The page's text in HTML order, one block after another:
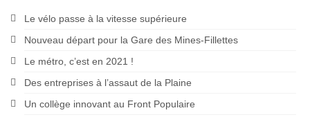
Le vélo passe à la vitesse supérieure
Nouveau départ pour la Gare des Mines-Fillettes
Le métro, c’est en 2021 !
Des entreprises à l’assaut de la Plaine
Un collège innovant au Front Populaire